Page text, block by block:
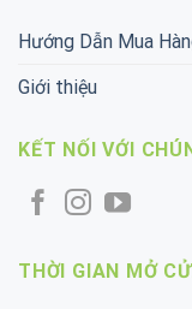
Hướng Dẫn Mua
Giới thiệu
KẾT NỐI VỚI
THỜI GIAN MỞ